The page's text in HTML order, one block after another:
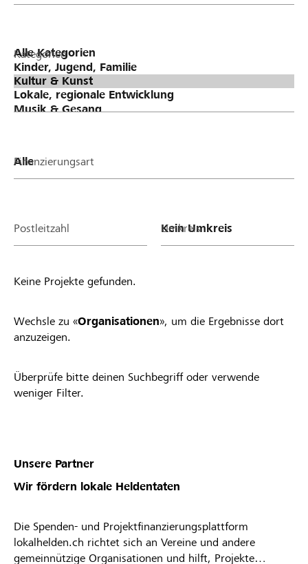
Kategorien
Finanzierungsart
Postleitzahl Umkreis
Keine Projekte gefunden.
Wechsle zu «Organisationen», um die Ergebnisse dort
anzuzeigen.
Überprüfe bitte deinen Suchbegriff oder verwende
weniger Filter.
Unsere Partner
Wir fördern lokale Heldentaten
Die Spenden- und Projektfinanzierungsplattform
lokalhelden.ch richtet sich an Vereine und andere
gemeinnützige Organisationen und hilft, Projekte